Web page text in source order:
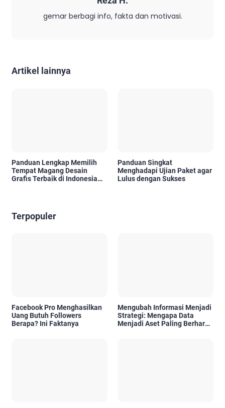
gemar berbagi info, fakta dan motivasi.
Artikel lainnya
Panduan Lengkap Memilih
Tempat Magang Desain
Grafis Terbaik di Indonesia
Panduan Singkat
Menghadapi Ujian Paket agar
Lulus dengan Sukses
Terpopuler
Facebook Pro Menghasilkan
Uang Butuh Followers
Berapa? Ini Faktanya
Mengubah Informasi Menjadi
Strategi: Mengapa Data
Menjadi Aset Paling Berharga